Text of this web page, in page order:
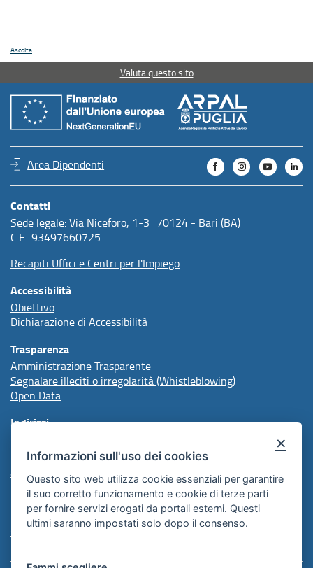
Ascolta
Valuta questo sito
Area Dipendenti
Contatti
Sede legale: Via Niceforo, 1-3 70124 - Bari (BA)
C.F. 93497660725
Recapiti Uffici e Centri per l'Impiego
Accessibilità
Obiettivo
Dichiarazione di Accessibilità
Trasparenza
Amministrazione Trasparente
Segnalare illeciti o irregolarità (Whistleblowing)
Open Data
Indirizzi
protocollo@arpal.regione.puglia.it
arpalpuglia@pec.rupar.puglia.it
Redazione
Comunicazione Istituzionale
×
Informazioni sull'uso dei cookies
Questo sito web utilizza cookie essenziali per garantire
il suo corretto funzionamento e cookie di terze parti
per fornire servizi erogati da portali esterni. Questi
ultimi saranno impostati solo dopo il consenso.